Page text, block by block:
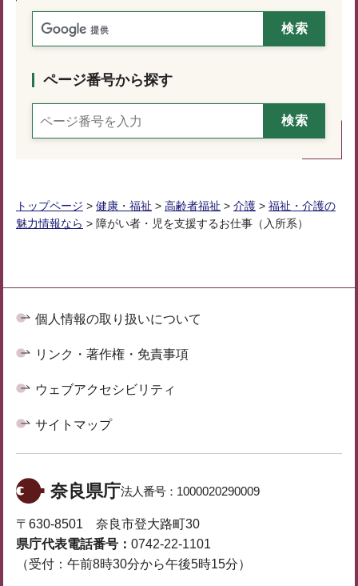
ページ番号から探す
トップページ > 健康・福祉 > 高齢者福祉 > 介護 > 福祉・介護の
魅力情報なら > 障がい者・児を支援するお仕事（入所系）
個人情報の取り扱いについて
リンク・著作権・免責事項
ウェブアクセシビリティ
サイトマップ
奈良県庁法人番号： 1000020290009
〒630-8501 奈良市登大路町30
県庁代表電話番号： 0742-22-1101
（受付：午前8時30分から午後5時15分）